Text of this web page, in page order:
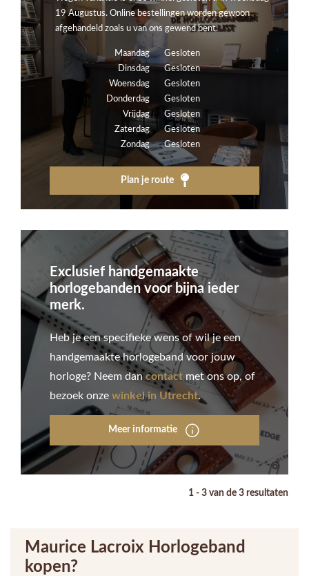
19 Augustus. Online bestellingen worden gewoon
afgehandeld zoals u van ons gewend bent.
Maandag
Gesloten
Dinsdag
Gesloten
Woensdag
Gesloten
Donderdag
Gesloten
Vrijdag
Gesloten
Zaterdag
Gesloten
Zondag
Gesloten
Plan je route
Exclusief handgemaakte
horlogebanden voor bijna ieder
merk.
Heb je een specifieke wens of wil je een
handgemaakte horlogeband voor jouw
horloge? Neem dan contact met ons op, of
bezoek onze winkel in Utrecht.
Meer informatie
1 - 3 van de 3 resultaten
Maurice Lacroix Horlogeband
kopen?